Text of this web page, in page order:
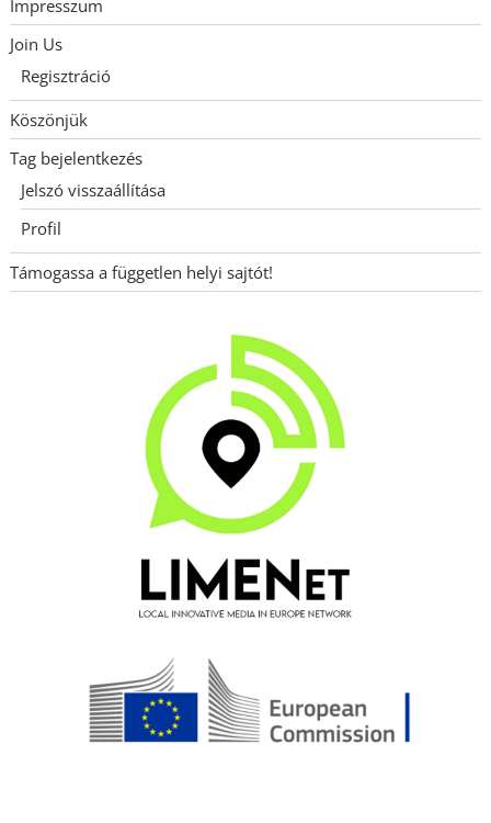
Impresszum
Join Us
Regisztráció
Köszönjük
Tag bejelentkezés
Jelszó visszaállítása
Profil
Támogassa a független helyi sajtót!